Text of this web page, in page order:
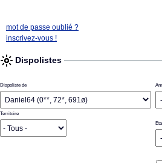
mot de passe oublié ?
inscrivez-vous !
Dispolistes
Dispoliste de
Territoire